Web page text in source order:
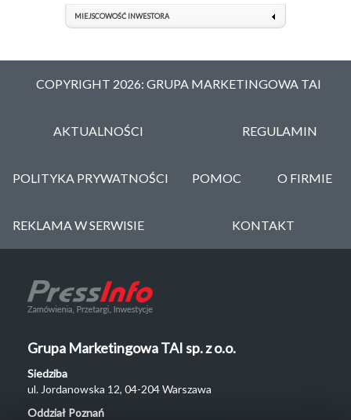
MIEJSCOWOŚĆ INWESTORA
COPYRIGHT 2026: GRUPA MARKETINGOWA TAI
AKTUALNOŚCI REGULAMIN
POLITYKA PRYWATNOŚCI POMOC O FIRMIE
REKLAMA W SERWISIE KONTAKT
Grupa Marketingowa TAI sp. z o.o.
Siedziba
ul. Jordanowska 12, 04-204 Warszawa
Oddział Poznań